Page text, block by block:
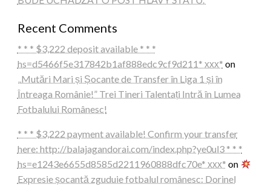
Recent Comments
* * * $3,222 deposit available * * *
hs=d5466f5e317842b1af888edc9cf9d211* ххх* on
„Mutări Mari și Șocante de Transfer în Liga 1 și în
Întreaga Românie!” Trei Tineri Talentați Intră în Lumea
Fotbalului Românesc!
* * * $3,222 payment available! Confirm your transfer
here: http://balajagandorai.com/index.php?ye0ul3 * * *
hs=e1243e6655d8585d2211960888dfc70e* ххх* on
Expresie șocantă zguduie fotbalul românesc: Dorinel